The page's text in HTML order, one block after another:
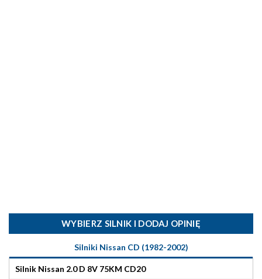
WYBIERZ SILNIK I DODAJ OPINIĘ
Silniki Nissan CD (1982-2002)
Silnik Nissan 2.0 D 8V 75KM CD20